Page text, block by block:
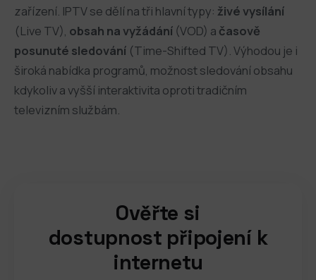
zařízení. IPTV se dělí na tři hlavní typy: živé vysílání
(Live TV), obsah na vyžádání (VOD) a časově
posunuté sledování (Time-Shifted TV). Výhodou je i
široká nabídka programů, možnost sledování obsahu
kdykoliv a vyšší interaktivita oproti tradičním
televizním službám.
Ověřte si
dostupnost připojení k
internetu